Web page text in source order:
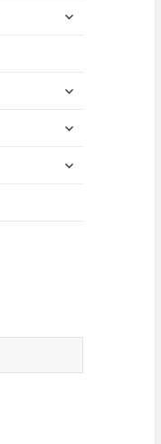
sous-
ouvrir
ouvrir
sous-
ouvrir
sous-
ouvrir